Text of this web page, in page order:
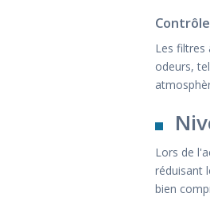
Les filtres
odeurs,
Lors de
réduisant
bien